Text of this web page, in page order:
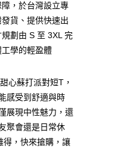
大直營門市／銀行轉
本公司）所提供，讓
交帳款。
，商店將以您的個人
蒐集、處理及利
核對及更正。
userRule
結帳。
，可透過四大超商
完成。
要取消訂單，請聯
顯示為準，若有關於
繫「AFTEE先享後
後付」服務完成之
易相關給付款項請
，於台灣設立專
貨、提供快速出
劃由 S 至 3XL 完
學的輕盈體
心蘇打派對短T，
感受到舒適與時
展現中性魅力，還
聚會還是日常休
得，快來搶購，讓